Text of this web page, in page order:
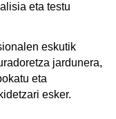
eta testu
eskutik
jardunera,
eta
esker.